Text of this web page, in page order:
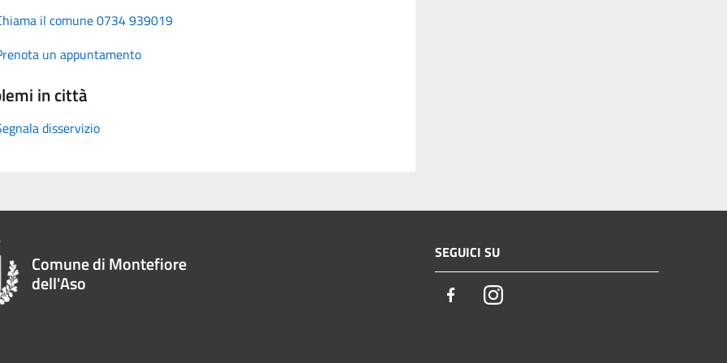
il comune 0734 939019
un appuntamento
in città
disservizio
Comune di Montefiore
dell'Aso
SEGUICI SU
FacebookInstagram